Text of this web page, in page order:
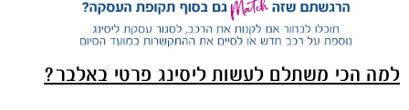
למה הכי משתלם לעשות ליסינג פרטי באלבר?